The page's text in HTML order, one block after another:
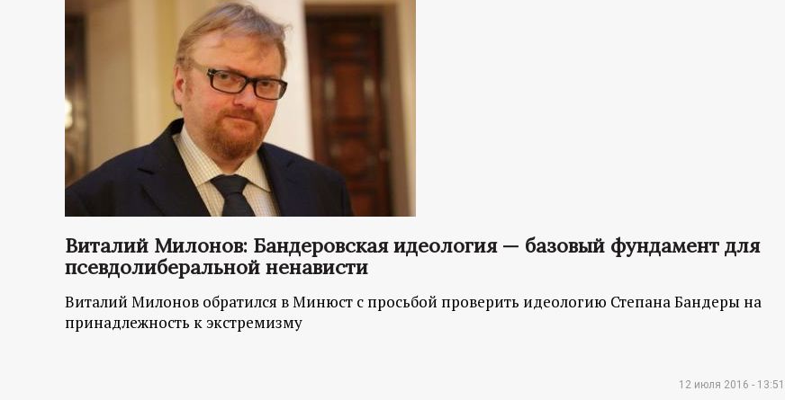
й
п
о
р
т
а
л
Виталий Милонов: Бандеровская идеология — базовый фундамент для
псевдолиберальной ненависти
Виталий Милонов обратился в Минюст с просьбой проверить идеологию Степана Бандеры на
принадлежность к экстремизму
12 июля 2016 - 13:51